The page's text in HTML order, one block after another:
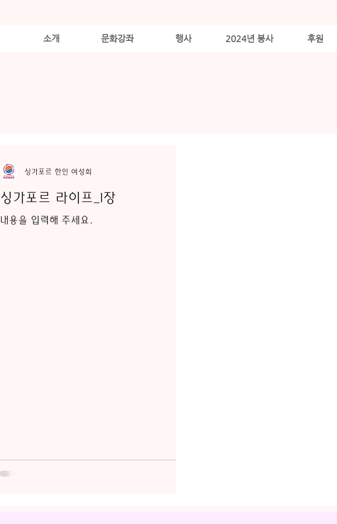
소개 문화강좌 행사 2024년 봉사 후원
싱가포르 라이프_1장
내용을 입력해 주세요.
싱가포르 한인 여성회